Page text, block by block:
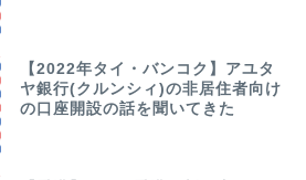
【2022年タイ・バンコク】アユタ
ヤ銀行(クルンシィ)の非居住者向け
の口座開設の話を聞いてきた